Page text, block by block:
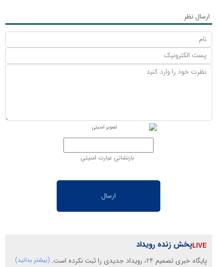
ارسال نظر
بازنشانی عبارت امنیتی
پخش زنده رویداد
پایگاه خبری تصمیم 24، رویداد جدیدی را ثبت نکرده است. (بیشتر بدانید)